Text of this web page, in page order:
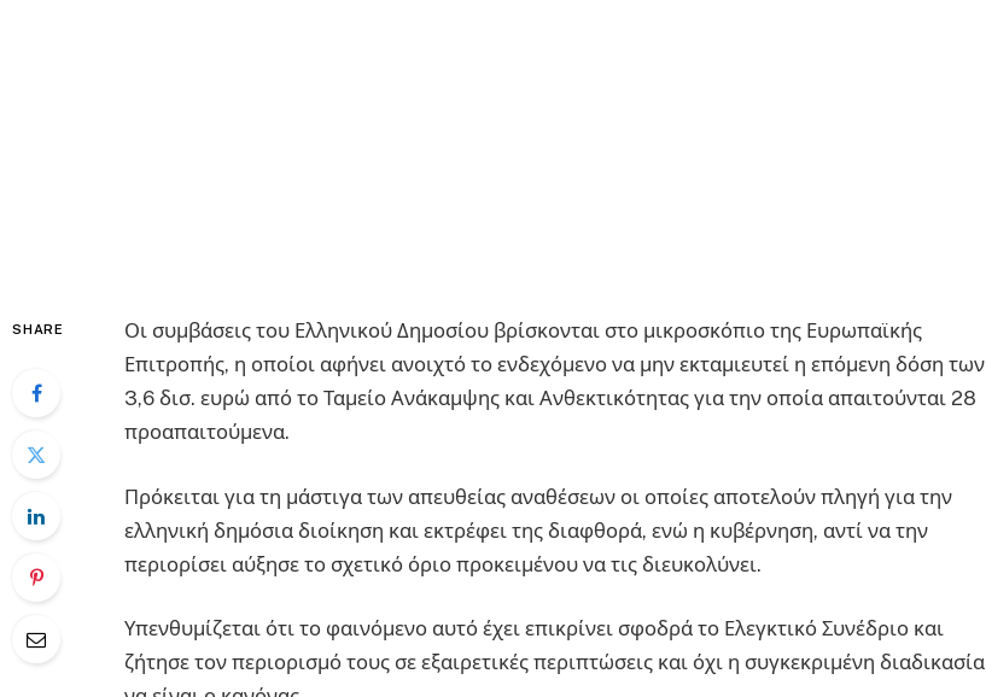
SHARE
Οι συμβάσεις του Ελληνικού Δημοσίου βρίσκονται στο μικροσκόπιο της Ευρωπαϊκής
Επιτροπής, η οποίοι αφήνει ανοιχτό το ενδεχόμενο να μην εκταμιευτεί η επόμενη δόση των
3,6 δισ. ευρώ από το Ταμείο Ανάκαμψης και Ανθεκτικότητας για την οποία απαιτούνται 28
προαπαιτούμενα.
Πρόκειται για τη μάστιγα των απευθείας αναθέσεων οι οποίες αποτελούν πληγή για την
ελληνική δημόσια διοίκηση και εκτρέφει της διαφθορά, ενώ η κυβέρνηση, αντί να την
περιορίσει αύξησε το σχετικό όριο προκειμένου να τις διευκολύνει.
Υπενθυμίζεται ότι το φαινόμενο αυτό έχει επικρίνει σφοδρά το Ελεγκτικό Συνέδριο και
ζήτησε τον περιορισμό τους σε εξαιρετικές περιπτώσεις και όχι η συγκεκριμένη διαδικασία